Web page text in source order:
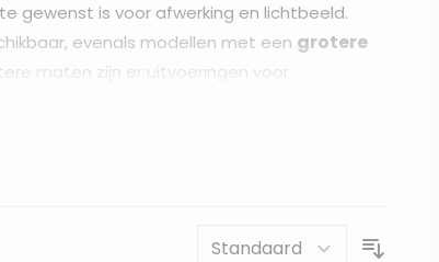
gewenst is voor afwerking en lichtbeeld.
evenals modellen met een grotere
maten zijn er uitvoeringen voor